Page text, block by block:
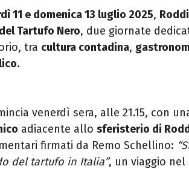
11 e domenica 13 luglio 2025,
Tartufo Nero, due giornate
tra cultura contadina,
.
venerdì sera, alle 21.15, con
adiacente allo sferisterio di
firmati da Remo Schellino:
del tartufo in Italia”, un viaggio